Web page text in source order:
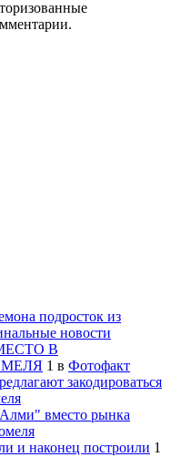
подросток из
новости
В
1 в Фотофакт
закодироваться
вместо рынка
и наконец построили 1